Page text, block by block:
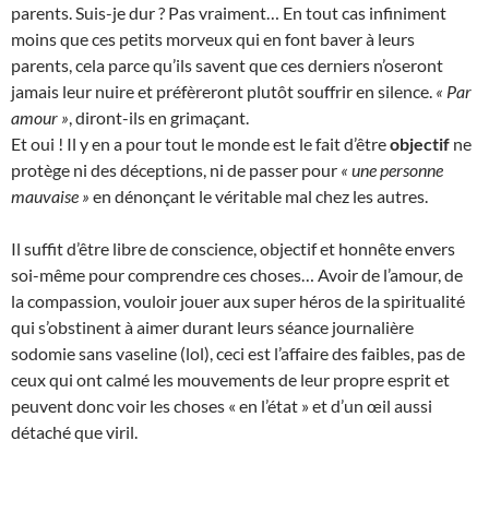
parents. Suis-je dur ? Pas vraiment… En tout cas infiniment
moins que ces petits morveux qui en font baver à leurs
parents, cela parce qu’ils savent que ces derniers n’oseront
jamais leur nuire et préfèreront plutôt souffrir en silence. « Par
amour » , diront-ils en grimaçant.
Et oui ! Il y en a pour tout le monde est le fait d’êtreobjectif ne
protège ni des déceptions, ni de passer pour « une personne
mauvaise » en dénonçant le véritable mal chez les autres.
Il suffit d’être libre de conscience, objectif et honnête envers
soi-même pour comprendre ces choses… Avoir de l’amour, de
la compassion, vouloir jouer aux super héros de la spiritualité
qui s’obstinent à aimer durant leurs séance journalière
sodomie sans vaseline (lol), ceci est l’affaire des faibles, pas de
ceux qui ont calmé les mouvements de leur propre esprit et
peuvent donc voir les choses « en l’état » et d’un œil aussi
détaché que viril.